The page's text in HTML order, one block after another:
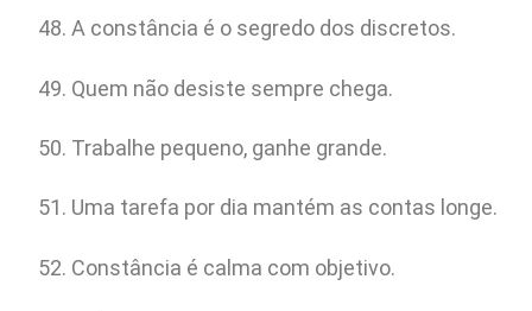
A constância é o segredo dos discretos.
Quem não desiste sempre chega.
Trabalhe pequeno, ganhe grande.
Uma tarefa por dia mantém as contas longe.
Constância é calma com objetivo.